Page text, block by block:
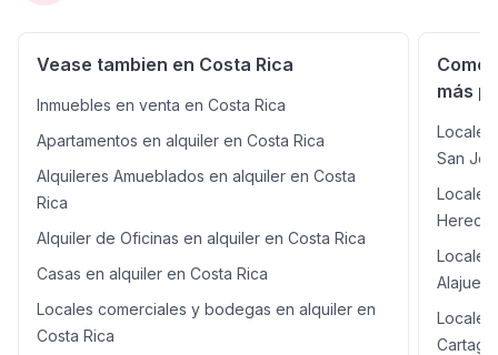
y parqueo. Zona comercial de alto crecimiento. Gran
Vease tambien en Costa Rica
Inmuebles en venta en Costa Rica
Apartamentos en alquiler en Costa Rica
Alquileres Amueblados en alquiler en Costa
Rica
Alquiler de Oficinas en alquiler en Costa Rica
Casas en alquiler en Costa Rica
Locales comerciales y bodegas en alquiler en
Costa Rica
más
San